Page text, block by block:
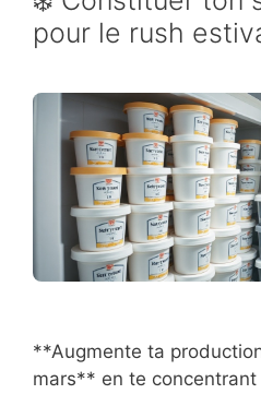
pour le rush
**Augmente ta
mars** en te